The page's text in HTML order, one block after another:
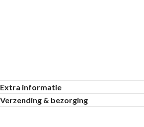
Extra informatie
Verzending & bezorging